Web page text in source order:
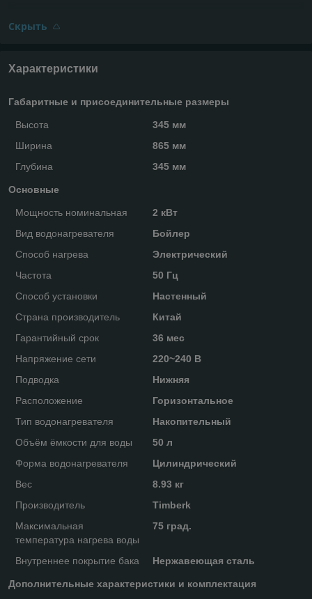
Скрыть
Характеристики
Габаритные и присоединительные размеры
Высота
345 мм
Ширина
865 мм
Глубина
345 мм
Основные
Мощность номинальная
2 кВт
Вид водонагревателя
Бойлер
Способ нагрева
Электрический
Частота
50 Гц
Способ установки
Настенный
Страна производитель
Китай
Гарантийный срок
36 мес
Напряжение сети
220~240 В
Подводка
Нижняя
Расположение
Горизонтальное
Тип водонагревателя
Накопительный
Объём ёмкости для воды
50 л
Форма водонагревателя
Цилиндрический
Вес
8.93 кг
Производитель
Timberk
Максимальная
температура нагрева воды
75 град.
Внутреннее покрытие бака Нержавеющая сталь
Дополнительные характеристики и комплектация